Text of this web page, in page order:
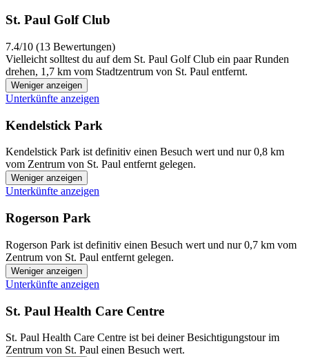
St. Paul Golf Club
7.4/10 (13 Bewertungen)
Vielleicht solltest du auf dem St. Paul Golf Club ein paar Runden
drehen, 1,7 km vom Stadtzentrum von St. Paul entfernt.
Weniger anzeigen
Unterkünfte anzeigen
Kendelstick Park
Kendelstick Park ist definitiv einen Besuch wert und nur 0,8 km
vom Zentrum von St. Paul entfernt gelegen.
Weniger anzeigen
Unterkünfte anzeigen
Rogerson Park
Rogerson Park ist definitiv einen Besuch wert und nur 0,7 km vom
Zentrum von St. Paul entfernt gelegen.
Weniger anzeigen
Unterkünfte anzeigen
St. Paul Health Care Centre
St. Paul Health Care Centre ist bei deiner Besichtigungstour im
Zentrum von St. Paul einen Besuch wert.